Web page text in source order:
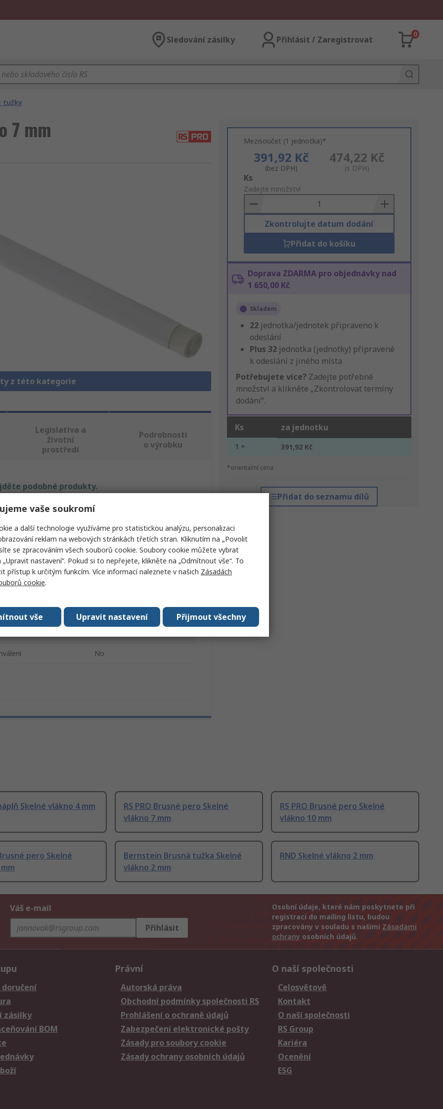
Sledování zásilky Přihlásit / Zaregistrovat
0
tužky
7 mm
z této kategorie
Mezisoučet (1 jednotka)*
391,92 Kč
(bez DPH)
474,22 Kč
(s DPH)
Add
to
Basket
Ks
Zadejte množství
Zkontrolujte datum dodání
Přidat do košíku
Doprava ZDARMA pro objednávky nad
1 650,00 Kč
Skladem
22 jednotka/jednotek připraveno k
odeslání
Plus 32 jednotka (jednotky) připravené
k odeslání z jiného místa
Potřebujete více? Zadejte potřebné
množství a klikněte „Zkontrolovat termíny
dodání“.
Ks za jednotku
1 + 391,92 Kč
*orientační cena
Přidat do seznamu dílů
Legislativa a
životní
prostředí
Podrobnosti
o výrobku
podobné produkty.
RS PRO
náplň
Skelné vlákno
7mm
No
Skelné vlákno 4 mm
RS PRO Brusné pero Skelné
vlákno 7 mm
RS PRO Brusné pero Skelné
vlákno 10 mm
pero Skelné
Bernstein Brusná tužka Skelné
vlákno 2 mm
RND Skelné vlákno 2 mm
Váš e-mail
Přihlásit
Osobní údaje, které nám poskytnete při
registraci do mailing listu, budou
zpracovány v souladu s našimi Zásadami
ochrany osobních údajů.
zásilky
BOM
Právní
Autorská práva
Obchodní podmínky společnosti RS
Prohlášení o ochraně údajů
Zabezpečení elektronické pošty
Zásady pro soubory cookie
Zásady ochrany osobních údajů
O naší společnosti
Celosvětově
Kontakt
O naší společnosti
RS Group
Kariéra
Ocenění
ESG
vaše soukromí
a další technologie využíváme pro statistickou analýzu, personalizaci
reklam na webových stránkách třetích stran. Kliknutím na „Povolit
se zpracováním všech souborů cookie. Soubory cookie můžete vybrat
nastavení“. Pokud si to nepřejete, klikněte na „Odmítnout vše“. To
přístup k určitým funkcím. Více informací naleznete v našich Zásadách
cookie.
Přijmout všechny
Upravit nastavení
vše